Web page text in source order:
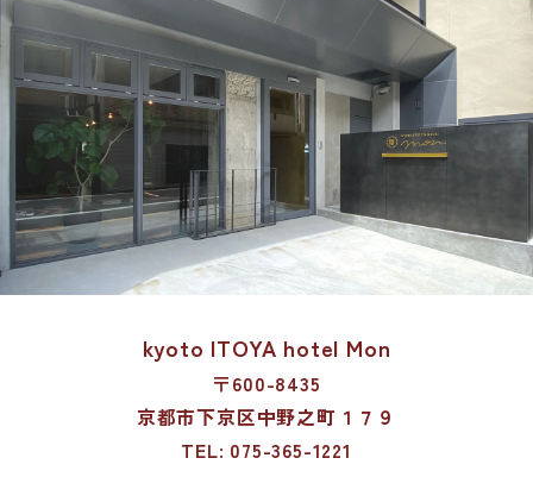
kyoto ITOYA hotel Mon
〒600-8435
京都市下京区中野之町１７９
TEL: 075-365-1221